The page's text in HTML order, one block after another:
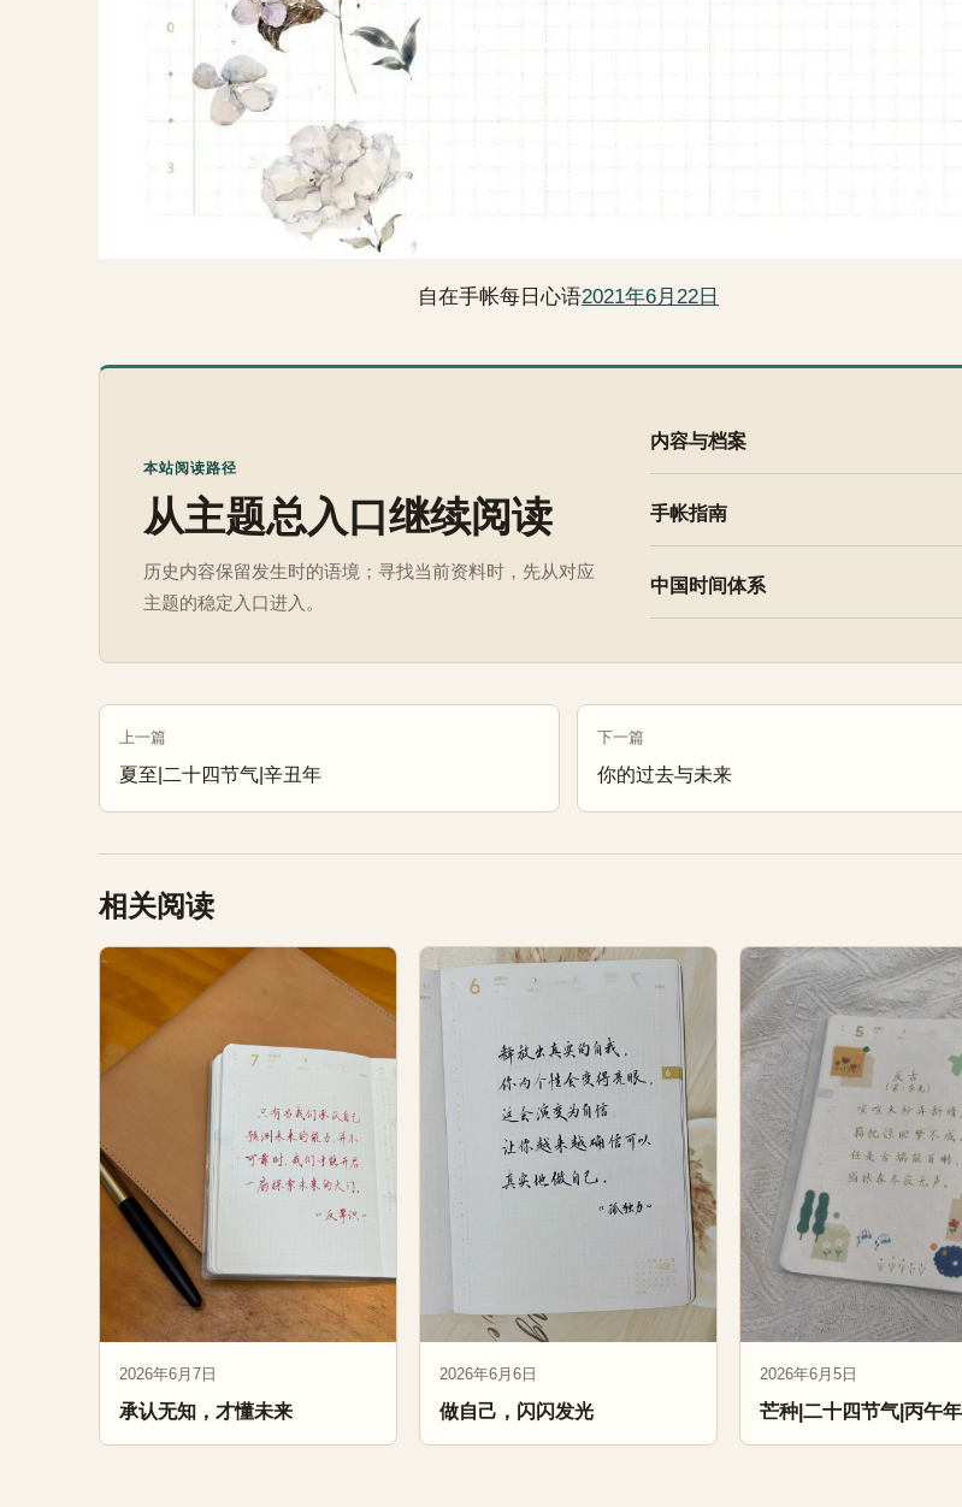
自在手帐每日心语2021年6月22日
本站阅读路径
从主题总入口继续阅读
历史内容保留发生时的语境；寻找当前资料时，先从对应
主题的稳定入口进入。
内容与档案
手帐指南
中国时间体系
上一篇
夏至|二十四节气|辛丑年
下一篇
你的过去与未来
相关阅读
2026年6月7日
承认无知，才懂未来
2026年6月6日
做自己，闪闪发光
2026年6月5日
芒种|二十四节气|丙午年